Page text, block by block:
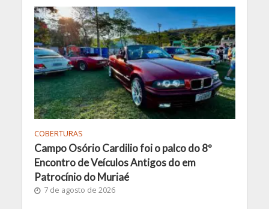
COBERTURAS
Campo Osório Cardilio foi o palco do 8º
Encontro de Veículos Antigos do em
Patrocínio do Muriaé
7 de agosto de 2026